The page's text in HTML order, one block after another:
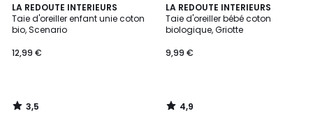
LA REDOUTE INTERIEURS
Taie d'oreiller enfant unie coton
bio, Scenario
12,99 €
3,5
/ 5
3,5
/
LA REDOUTE INTERIEURS
Taie d'oreiller bébé coton
biologique, Griotte
9,99 €
4,9
/ 5
4,9
/